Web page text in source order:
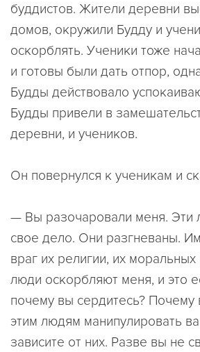
буддистов. Жители деревни
домов, окружили Будду и
оскорблять. Ученики тоже
и готовы были дать отпор,
Будды действовало
Будды привели в
деревни, и учеников.
Он повернулся к ученикам и
— Вы разочаровали меня. Эти
свое дело. Они разгневаны.
враг их религии, их
люди оскорбляют меня, и это
почему вы сердитесь? Почему
этим людям манипулировать
зависите от них. Разве вы не